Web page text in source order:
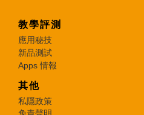
教學評測
應用秘技
新品測試
Apps 情報
其他
私隱政策